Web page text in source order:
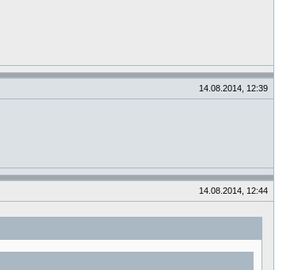
14.08.2014, 12:39
14.08.2014, 12:44